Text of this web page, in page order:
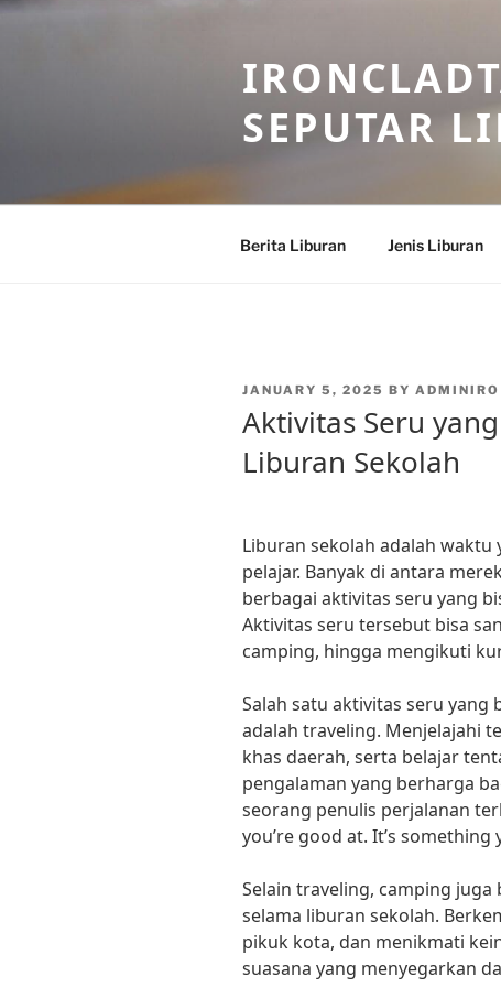
Skip
SEPUTAR
Berita Liburan Jenis Liburan
POSTED
JANUARY 5, 2025 BY ADMINIRO
Aktivitas Seru
Liburan Sekolah
Liburan sekolah adalah
pelajar. Banyak di antara
berbagai aktivitas seru yang
Aktivitas seru tersebut bisa
camping, hingga mengikuti
Salah satu aktivitas seru yang
adalah traveling. Menjelajahi
khas daerah, serta belajar
pengalaman yang berharga
seorang penulis perjalanan
you’re good at. It’s something
Selain traveling, camping
selama liburan sekolah.
pikuk kota, dan menikmati
suasana yang menyegarkan